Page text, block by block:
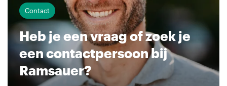
Contact
Heb je een vraag of zoek je
een contactpersoon bij
Ramsauer?